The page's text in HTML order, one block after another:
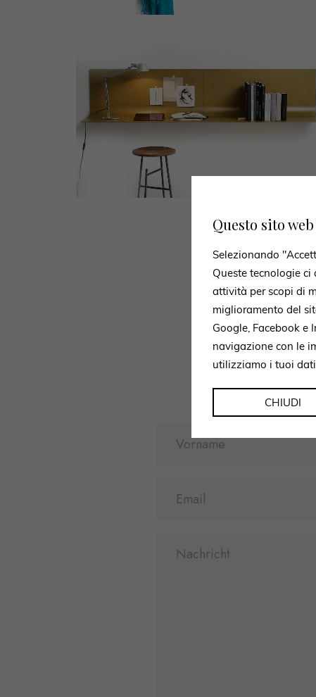
Mit dem
Questo sito
Selezionando
Queste tecnologie
attività per scopi di
miglioramento del
Google, Facebook
navigazione con le
utilizziamo i tuoi dati
CHIUDI